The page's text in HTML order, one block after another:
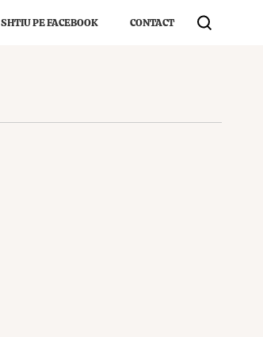
SHTIU PE FACEBOOK CONTACT